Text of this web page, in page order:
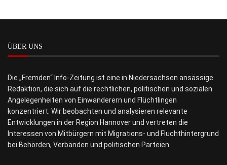
ÜBER UNS
Die „Fremden“ Info-Zeitung ist eine in Niedersachsen ansässige
Redaktion, die sich auf die rechtlichen, politischen und sozialen
Angelegenheiten von Einwanderern und Flüchtlingen
konzentriert. Wir beobachten und analysieren relevante
Entwicklungen in der Region Hannover und vertreten die
Interessen von Mitbürgern mit Migrations- und Fluchthintergrund
bei Behörden, Verbänden und politischen Parteien.